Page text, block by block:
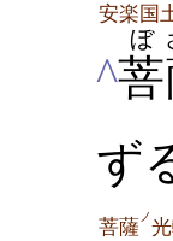
安楽国
^菩
ぼ
ず
菩薩ノ